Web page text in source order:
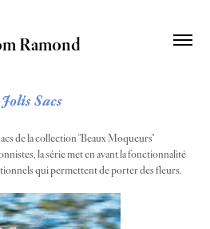
Ramond
Jolis Sacs
de la collection "Beaux Moqueurs"
la série met en avant la fonctionnalité
qui permettent de porter des fleurs.